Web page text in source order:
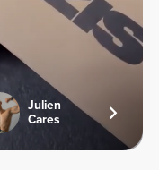
Julien
Cares